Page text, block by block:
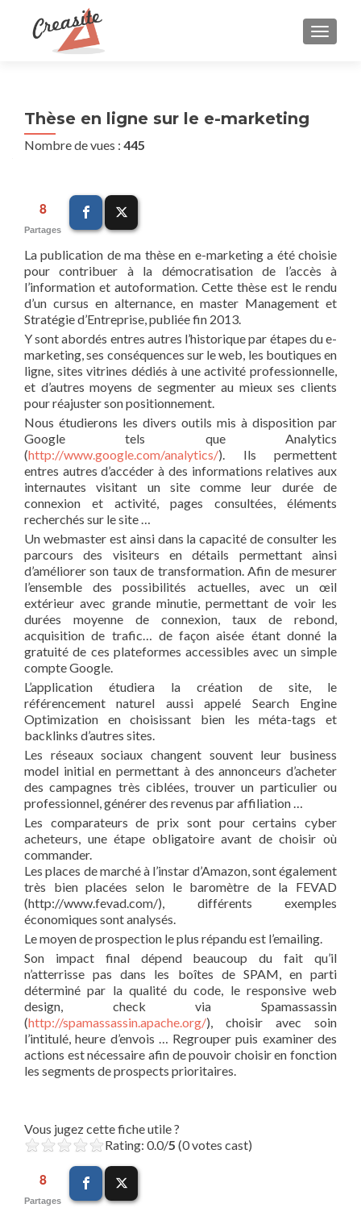
Thèse en ligne sur le e-marketing
Nombre de vues : 445
8
Partages
La publication de ma thèse en e-marketing a été choisie
pour contribuer à la démocratisation de l’accès à
l’information et autoformation. Cette thèse est le rendu
d’un cursus en alternance, en master Management et
Stratégie d’Entreprise, publiée fin 2013.
Y sont abordés entres autres l’historique par étapes du e-
marketing, ses conséquences sur le web, les boutiques en
ligne, sites vitrines dédiés à une activité professionnelle,
et d’autres moyens de segmenter au mieux ses clients
pour réajuster son positionnement.
Nous étudierons les divers outils mis à disposition par
Google tels que Analytics
(http://www.google.com/analytics/). Ils permettent
entres autres d’accéder à des informations relatives aux
internautes visitant un site comme leur durée de
connexion et activité, pages consultées, éléments
recherchés sur le site …
Un webmaster est ainsi dans la capacité de consulter les
parcours des visiteurs en détails permettant ainsi
d’améliorer son taux de transformation. Afin de mesurer
l’ensemble des possibilités actuelles, avec un œil
extérieur avec grande minutie, permettant de voir les
durées moyenne de connexion, taux de rebond,
acquisition de trafic… de façon aisée étant donné la
gratuité de ces plateformes accessibles avec un simple
compte Google.
L’application étudiera la création de site, le
référencement naturel aussi appelé Search Engine
Optimization en choisissant bien les méta-tags et
backlinks d’autres sites.
Les réseaux sociaux changent souvent leur business
model initial en permettant à des annonceurs d’acheter
des campagnes très ciblées, trouver un particulier ou
professionnel, générer des revenus par affiliation …
Les comparateurs de prix sont pour certains cyber
acheteurs, une étape obligatoire avant de choisir où
commander.
Les places de marché à l’instar d’Amazon, sont également
très bien placées selon le baromètre de la FEVAD
(http://www.fevad.com/), différents exemples
économiques sont analysés.
Le moyen de prospection le plus répandu est l’emailing.
Son impact final dépend beaucoup du fait qu’il
n’atterrisse pas dans les boîtes de SPAM, en parti
déterminé par la qualité du code, le responsive web
design, check via Spamassassin
(http://spamassassin.apache.org/), choisir avec soin
l’intitulé, heure d’envois … Regrouper puis examiner des
actions est nécessaire afin de pouvoir choisir en fonction
les segments de prospects prioritaires.
Vous jugez cette fiche utile ?
Rating: 0.0/5 (0 votes cast)
8
Partages